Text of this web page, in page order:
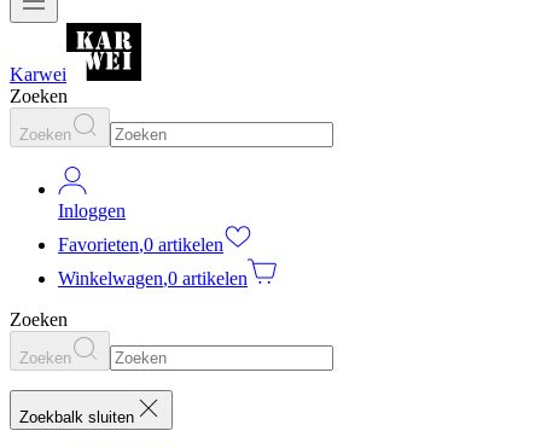
Karwei
Zoeken
Zoeken
Inloggen
Favorieten,0 artikelen
Winkelwagen,0 artikelen
Zoeken
Zoeken
Zoekbalk sluiten